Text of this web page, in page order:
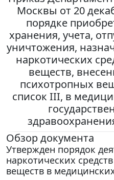
Москвы от 20
порядке
хранения, учета,
уничтожения,
наркотических
веществ,
психотропных
список III, в
Обзор документа
Утвержден порядок
наркотических
веществ в